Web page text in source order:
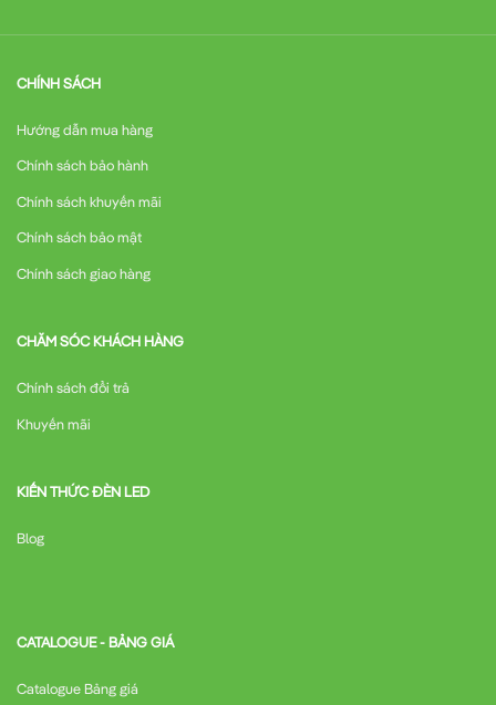
CHÍNH SÁCH
Hướng dẫn mua hàng
Chính sách bảo hành
Chính sách khuyến mãi
Chính sách bảo mật
Chính sách giao hàng
CHĂM SÓC KHÁCH HÀNG
Chính sách đổi trả
Khuyến mãi
KIẾN THỨC ĐÈN LED
Blog
CATALOGUE - BẢNG GIÁ
Catalogue Bảng giá